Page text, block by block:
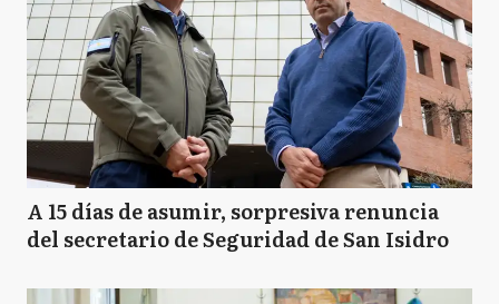
A 15 días de asumir, sorpresiva renuncia
del secretario de Seguridad de San Isidro